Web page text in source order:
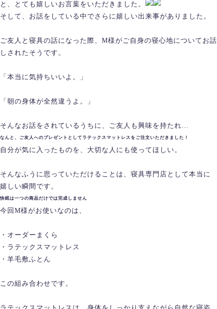
と、とても嬉しいお言葉をいただきました。
そして、お話をしている中でさらに嬉しい出来事がありました。
ご友人と寝具の話になった際、M様がご自身の寝心地についてお話
しされたそうです。
「本当に気持ちいいよ。」
「朝の身体が全然違うよ。」
そんなお話をされているうちに、ご友人も興味を持たれ…
なんと、ご友人へのプレゼントとしてラテックスマットレスをご注文いただきました！
自分が気に入ったものを、大切な人にも使ってほしい。
そんなふうに思っていただけることは、寝具専門店として本当に
嬉しい瞬間です。
快眠は一つの商品だけでは完成しません
今回M様がお使いなのは、
・オーダーまくら
・ラテックスマットレス
・羊毛敷ふとん
この組み合わせです。